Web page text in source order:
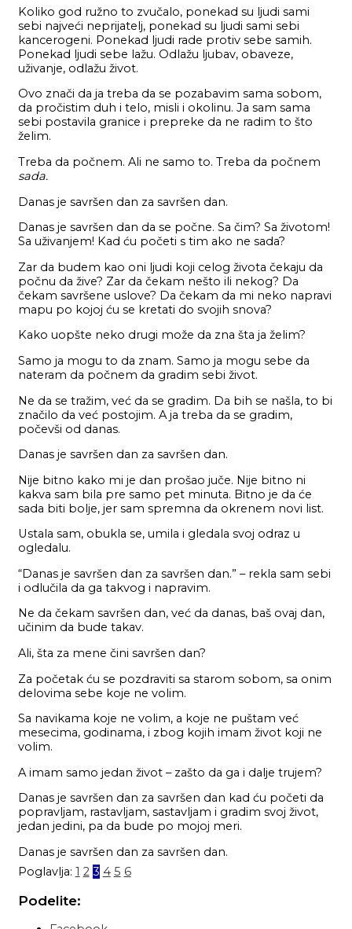
Koliko god ružno to zvučalo, ponekad su ljudi sami
sebi najveći neprijatelj, ponekad su ljudi sami sebi
kancerogeni. Ponekad ljudi rade protiv sebe samih.
Ponekad ljudi sebe lažu. Odlažu ljubav, obaveze,
uživanje, odlažu život.
Ovo znači da ja treba da se pozabavim sama sobom,
da pročistim duh i telo, misli i okolinu. Ja sam sama
sebi postavila granice i prepreke da ne radim to što
želim.
Treba da počnem. Ali ne samo to. Treba da počnem
sada.
Danas je savršen dan za savršen dan.
Danas je savršen dan da se počne. Sa čim? Sa životom!
Sa uživanjem! Kad ću početi s tim ako ne sada?
Zar da budem kao oni ljudi koji celog života čekaju da
počnu da žive? Zar da čekam nešto ili nekog? Da
čekam savršene uslove? Da čekam da mi neko napravi
mapu po kojoj ću se kretati do svojih snova?
Kako uopšte neko drugi može da zna šta ja želim?
Samo ja mogu to da znam. Samo ja mogu sebe da
nateram da počnem da gradim sebi život.
Ne da se tražim, već da se gradim. Da bih se našla, to bi
značilo da već postojim. A ja treba da se gradim,
počevši od danas.
Danas je savršen dan za savršen dan.
Nije bitno kako mi je dan prošao juče. Nije bitno ni
kakva sam bila pre samo pet minuta. Bitno je da će
sada biti bolje, jer sam spremna da okrenem novi list.
Ustala sam, obukla se, umila i gledala svoj odraz u
ogledalu.
“Danas je savršen dan za savršen dan.” – rekla sam sebi
i odlučila da ga takvog i napravim.
Ne da čekam savršen dan, već da danas, baš ovaj dan,
učinim da bude takav.
Ali, šta za mene čini savršen dan?
Za početak ću se pozdraviti sa starom sobom, sa onim
delovima sebe koje ne volim.
Sa navikama koje ne volim, a koje ne puštam već
mesecima, godinama, i zbog kojih imam život koji ne
volim.
A imam samo jedan život – zašto da ga i dalje trujem?
Danas je savršen dan za savršen dan kad ću početi da
popravljam, rastavljam, sastavljam i gradim svoj život,
jedan jedini, pa da bude po mojoj meri.
Danas je savršen dan za savršen dan.
Poglavlja: 1 2 3 4 5 6
Podelite: